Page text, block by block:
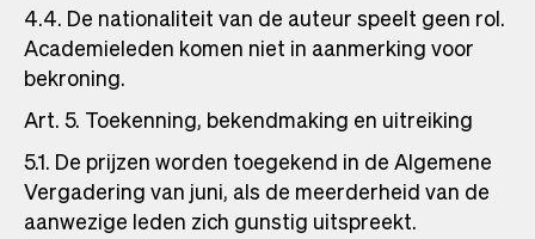
4.4. De nationaliteit van de auteur speelt geen rol.
Academieleden komen niet in aanmerking voor
bekroning.
Art. 5. Toekenning, bekendmaking en uitreiking
5.1. De prijzen worden toegekend in de Algemene
Vergadering van juni, als de meerderheid van de
aanwezige leden zich gunstig uitspreekt.